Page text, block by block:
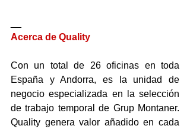
Acerca de Quality
Con un total de 26 oficinas en toda
España y Andorra, es la unidad de
negocio especializada en la selección
de trabajo temporal de Grup Montaner.
Quality genera valor añadido en cada